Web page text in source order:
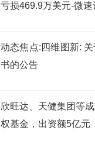
亏损469.9万美元-微速
动态焦点:四维图新:
书的公告
欣旺达、天健集团等
权基金，出资额5亿元